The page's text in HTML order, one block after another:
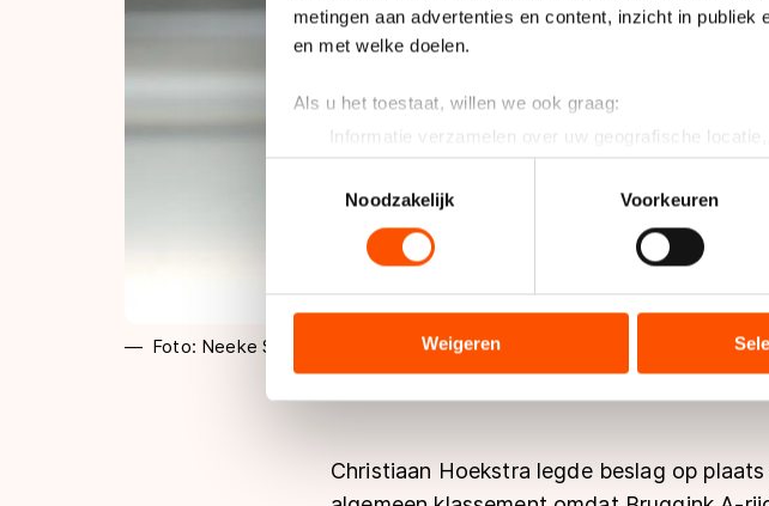
metingen aan advertenties en content, inzicht in
en met welke doelen.
Als u het toestaat, willen we ook graag:
Informatie verzamelen over uw geografische
Uw apparaat identificeren door het actief te
Lees meer over hoe uw persoonlijke gegevens worden
toestemming op elk moment wijzigen of intrekken in de
analyseren. We delen informatie over uw gebruik van
analyse. Zij kunnen deze combineren met andere
hun services. Sommige partners kunnen gegevens
adequaat beschermingsniveau geldt volgens de GDPR.
Noodzakelijk
Voorkeuren
Weigeren
Foto: Neeke Smit
Christiaan Hoekstra legde beslag op